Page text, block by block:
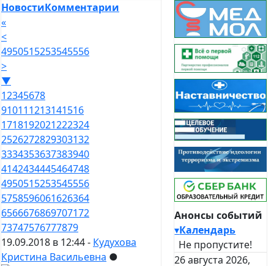
НовостиКомментарии
«
<
4950515253545556
>
▼
12345678
910111213141516
1718192021222324
2526272829303132
3334353637383940
4142434445464748
4950515253545556
5758596061626364
6566676869707172
73747576777879
19.09.2018 в 12:44 - Кудухова
Кристина Васильевна ●
Анонсы событий
▾Календарь
Не пропустите!
26 августа 2026,